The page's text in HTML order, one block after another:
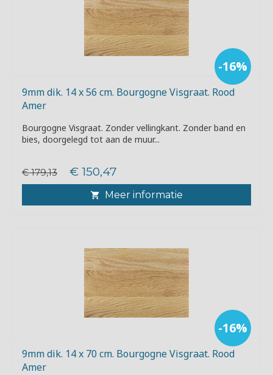
-16%
9mm dik. 14 x 56 cm. Bourgogne Visgraat. Rood
Amer
Bourgogne Visgraat. Zonder vellingkant. Zonder band en
bies, doorgelegd tot aan de muur...
€ 179,13 € 150,47
Meer informatie
-16%
9mm dik. 14 x 70 cm. Bourgogne Visgraat. Rood
Amer